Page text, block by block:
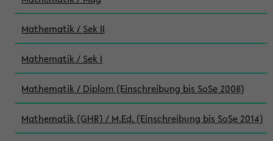
Mathematik / Sek II
Mathematik / Sek I
Mathematik / Diplom (Einschreibung bis SoSe 2008)
Mathematik (GHR) / M.Ed. (Einschreibung bis SoSe 2014)